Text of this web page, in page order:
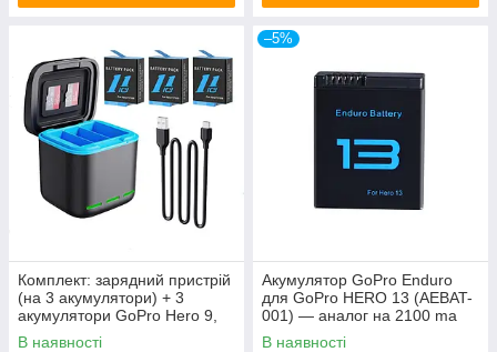
Комплект: зарядний пристрій
(на 3 акумулятори) + 3
акумулятори GoPro Hero 9,
10, 11, 12
В наявності
–5%
Акумулятор GoPro Enduro
для GoPro HERO 13 (AEBAT-
001) — аналог на 2100 ma
В наявності